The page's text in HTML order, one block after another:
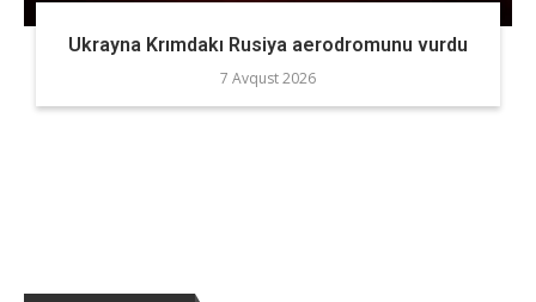
Ukrayna Krımdakı Rusiya aerodromunu vurdu
7 Avqust 2026